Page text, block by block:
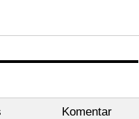
Komentar